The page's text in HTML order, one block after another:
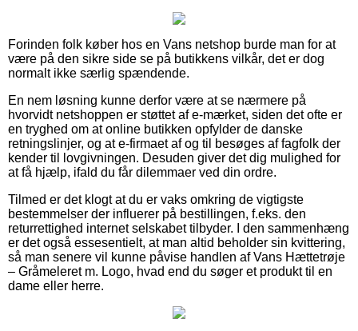
Forinden folk køber hos en Vans netshop burde man for at
være på den sikre side se på butikkens vilkår, det er dog
normalt ikke særlig spændende.
En nem løsning kunne derfor være at se nærmere på
hvorvidt netshoppen er støttet af e-mærket, siden det ofte er
en tryghed om at online butikken opfylder de danske
retningslinjer, og at e-firmaet af og til besøges af fagfolk der
kender til lovgivningen. Desuden giver det dig mulighed for
at få hjælp, ifald du får dilemmaer ved din ordre.
Tilmed er det klogt at du er vaks omkring de vigtigste
bestemmelser der influerer på bestillingen, f.eks. den
returrettighed internet selskabet tilbyder. I den sammenhæng
er det også essesentielt, at man altid beholder sin kvittering,
så man senere vil kunne påvise handlen af Vans Hættetrøje
– Gråmeleret m. Logo, hvad end du søger et produkt til en
dame eller herre.